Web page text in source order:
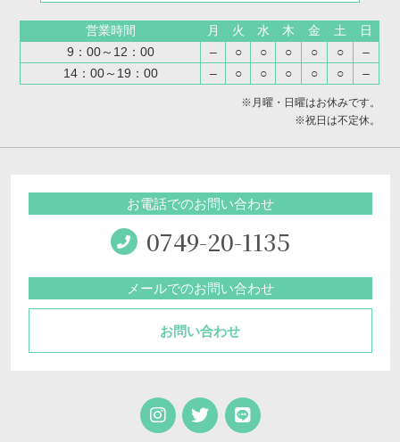
営業時間 月 火 水 木 金 土
日
9：00～12：00
– ○ ○ ○ ○ ○
–
14：00～19：00
– ○ ○ ○ ○ ○ –
※月曜・日曜はお休みです。
※祝日は不定休。
お電話でのお問い合わせ
0749-20-1135
メールでのお問い合わせ
お問い合わせ